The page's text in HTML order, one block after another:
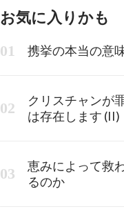
お気に入りかも
携挙の本当の意
クリスチャンが
は存在します (II)
恵みによって救
るのか